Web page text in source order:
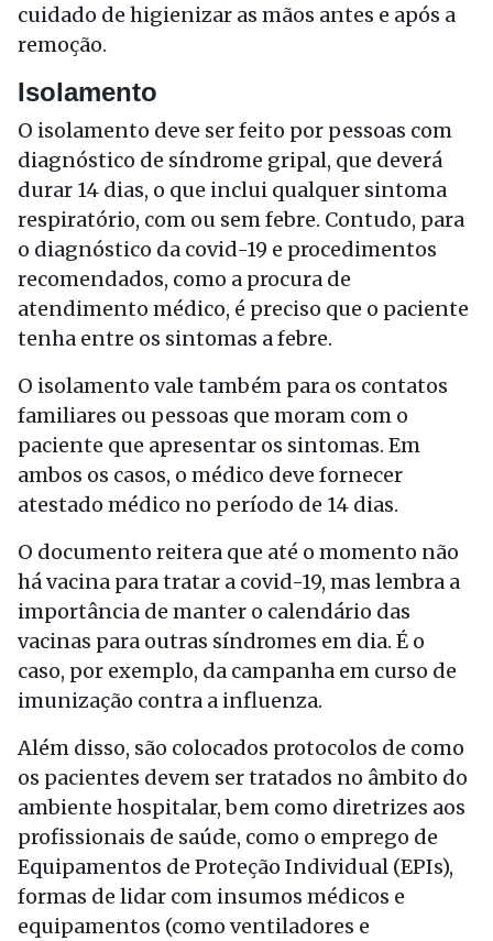
cuidado de higienizar as mãos antes e após a
remoção.
Isolamento
O isolamento deve ser feito por pessoas com
diagnóstico de síndrome gripal, que deverá
durar 14 dias, o que inclui qualquer sintoma
respiratório, com ou sem febre. Contudo, para
o diagnóstico da covid-19 e procedimentos
recomendados, como a procura de
atendimento médico, é preciso que o paciente
tenha entre os sintomas a febre.
O isolamento vale também para os contatos
familiares ou pessoas que moram com o
paciente que apresentar os sintomas. Em
ambos os casos, o médico deve fornecer
atestado médico no período de 14 dias.
O documento reitera que até o momento não
há vacina para tratar a covid-19, mas lembra a
importância de manter o calendário das
vacinas para outras síndromes em dia. É o
caso, por exemplo, da campanha em curso de
imunização contra a influenza.
Além disso, são colocados protocolos de como
os pacientes devem ser tratados no âmbito do
ambiente hospitalar, bem como diretrizes aos
profissionais de saúde, como o emprego de
Equipamentos de Proteção Individual (EPIs),
formas de lidar com insumos médicos e
equipamentos (como ventiladores e